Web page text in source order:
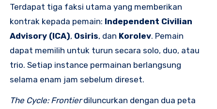
Terdapat tiga faksi utama yang memberikan
kontrak kepada pemain: Independent Civilian
Advisory (ICA), Osiris, dan Korolev. Pemain
dapat memilih untuk turun secara solo, duo, atau
trio. Setiap instance permainan berlangsung
selama enam jam sebelum direset.
The Cycle: Frontierdiluncurkan dengan dua peta